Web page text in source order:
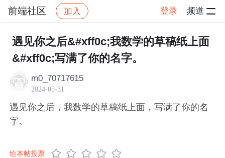
前端社区 加入 登录 频道
社区 前端社区 感慨 帖子详情
遇见你之后&#xff0c;我数学的草稿纸上面
&#xff0c;写满了你的名字。
m0_70717615
2024-05-31
遇见你之后，我数学的草稿纸上面，写满了你的名
字。
给本帖投票